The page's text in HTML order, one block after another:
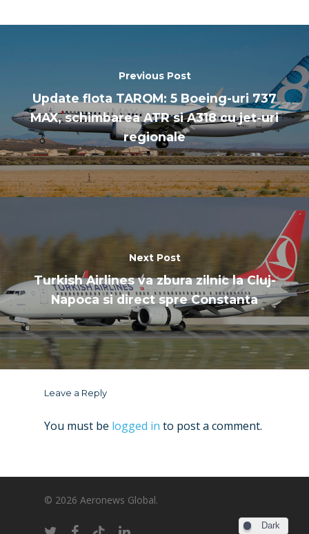
Previous Post
Update flota TAROM: 5 Boeing-uri 737
MAX, schimbarea ATR si A318 cu jet-uri
regionale
Next Post
Turkish Airlines va zbura zilnic la Cluj-
Napoca si direct spre Constanta
Leave a Reply
You must be logged in to post a comment.
© 2026 Aeronews Global.
Dark